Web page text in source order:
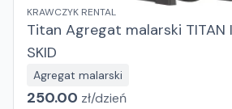
KRAWCZYK RENTAL
Titan Agregat malarski TITAN
SKID
Agregat malarski
250.00 zł/dzień